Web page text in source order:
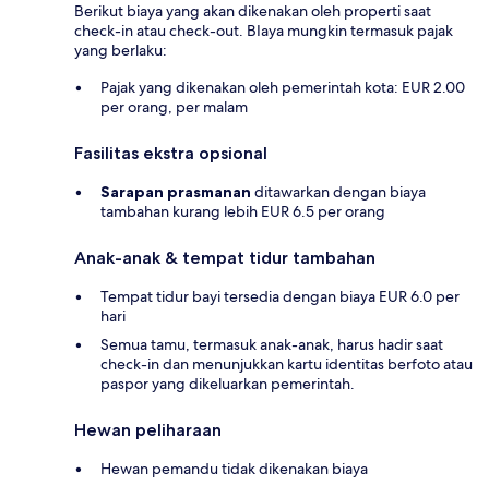
Berikut biaya yang akan dikenakan oleh properti saat
check-in atau check-out. BIaya mungkin termasuk pajak
yang berlaku:
Pajak yang dikenakan oleh pemerintah kota: EUR 2.00
per orang, per malam
Fasilitas ekstra opsional
Sarapan prasmanan ditawarkan dengan biaya
tambahan kurang lebih EUR 6.5 per orang
Anak-anak & tempat tidur tambahan
Tempat tidur bayi tersedia dengan biaya EUR 6.0 per
hari
Semua tamu, termasuk anak-anak, harus hadir saat
check-in dan menunjukkan kartu identitas berfoto atau
paspor yang dikeluarkan pemerintah.
Hewan peliharaan
Hewan pemandu tidak dikenakan biaya